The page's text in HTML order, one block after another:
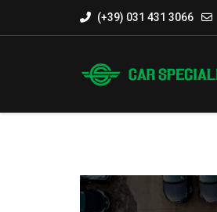
(+39) 031 431 3066